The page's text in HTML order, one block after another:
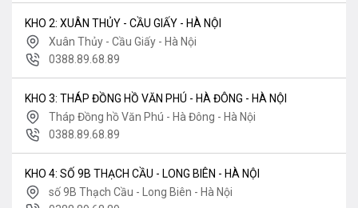
KHO 2: XUÂN THỦY - CẦU GIẤY - HÀ NỘI
Xuân Thủy - Cầu Giấy - Hà Nội
0388.89.68.89
KHO 3: THÁP ĐỒNG HỒ VĂN PHÚ - HÀ ĐÔNG - HÀ NỘI
Tháp Đồng hồ Văn Phú - Hà Đông - Hà Nội
0388.89.68.89
KHO 4: SỐ 9B THẠCH CẦU - LONG BIÊN - HÀ NỘI
số 9B Thạch Cầu - Long Biên - Hà Nội